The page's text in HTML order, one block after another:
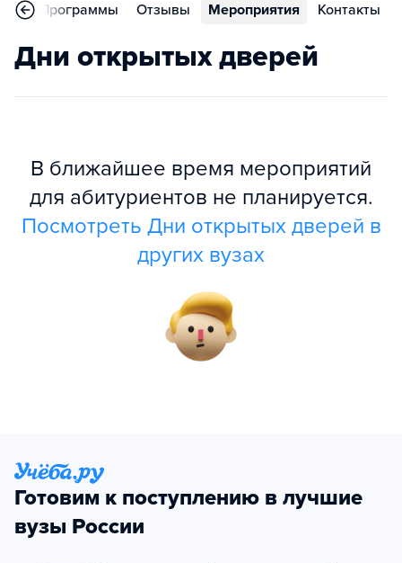
Программы Отзывы Мероприятия Контакты
Дни открытых дверей
В ближайшее время мероприятий
для абитуриентов не планируется.
Посмотреть Дни открытых дверей в
других вузах
Готовим к поступлению в лучшие
вузы России